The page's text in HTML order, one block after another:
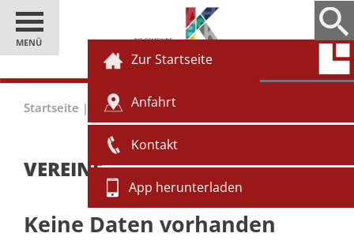
MENÜ
Zur Startseite
Anfahrt
Kontakt
App herunterladen
Startseite | Gäste |Vereine
VEREINE
Keine Daten vorhanden